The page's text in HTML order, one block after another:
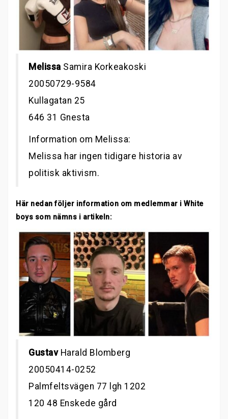
Melissa Samira Korkeakoski
20050729-9584
Kullagatan 25
646 31 Gnesta
Information om Melissa:
Melissa har ingen tidigare historia av
politisk aktivism.
Här nedan följer information om medlemmar i White
boys som nämns i artikeln:
Gustav Harald Blomberg
20050414-0252
Palmfeltsvägen 77 lgh 1202
120 48 Enskede gård